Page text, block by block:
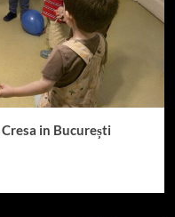
in București